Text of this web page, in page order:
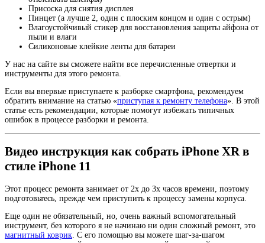
Присоска для снятия дисплея
Пинцет (а лучше 2, один с плоским концом и один с острым)
Влагоустойчивый стикер для восстановления защиты айфона от
пыли и влаги
Силиконовые клейкие ленты для батареи
У нас на сайте вы сможете найти все перечисленные отвертки и
инструменты для этого ремонта.
Если вы впервые приступаете к разборке смартфона, рекомендуем
обратить внимание на статью «приступая к ремонту телефона». В этой
статье есть рекомендации, которые помогут избежать типичных
ошибок в процессе разборки и ремонта.
Видео инструкция как собрать iPhone XR в
стиле iPhone 11
Этот процесс ремонта занимает от 2х до 3х часов времени, поэтому
подготовьтесь, прежде чем приступить к процессу замены корпуса.
Еще один не обязательный, но, очень важный вспомогательный
инструмент, без которого я не начинаю ни один сложный ремонт, это
магнитный коврик . С его помощью вы можете шаг-за-шагом